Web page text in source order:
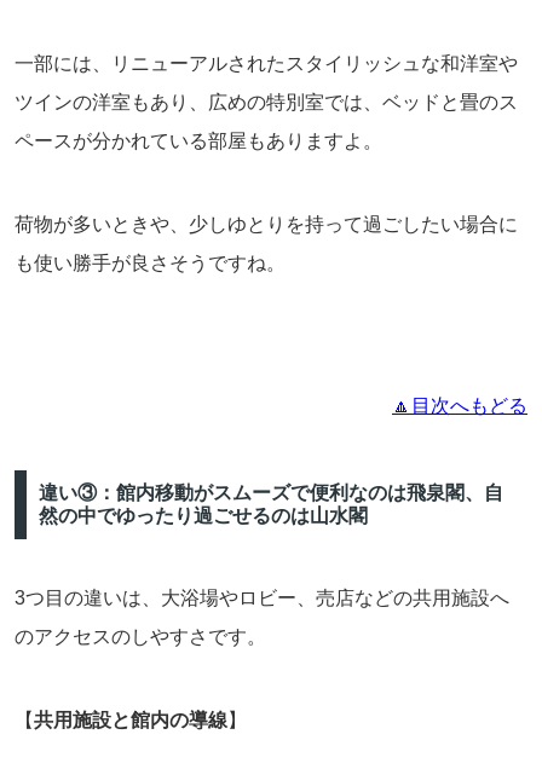
一部には、リニューアルされたスタイリッシュな和洋室や
ツインの洋室もあり、広めの特別室では、ベッドと畳のス
ペースが分かれている部屋もありますよ。
荷物が多いときや、少しゆとりを持って過ごしたい場合に
も使い勝手が良さそうですね。
🔼目次へもどる
違い③：館内移動がスムーズで便利なのは飛泉閣、自
然の中でゆったり過ごせるのは山水閣
3つ目の違いは、大浴場やロビー、売店などの共用施設へ
のアクセスのしやすさです。
【共用施設と館内の導線】